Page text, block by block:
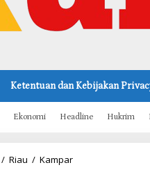
Ketentuan dan Kebijakan
Ekonomi Headline Hukrim
/ Riau / Kampar